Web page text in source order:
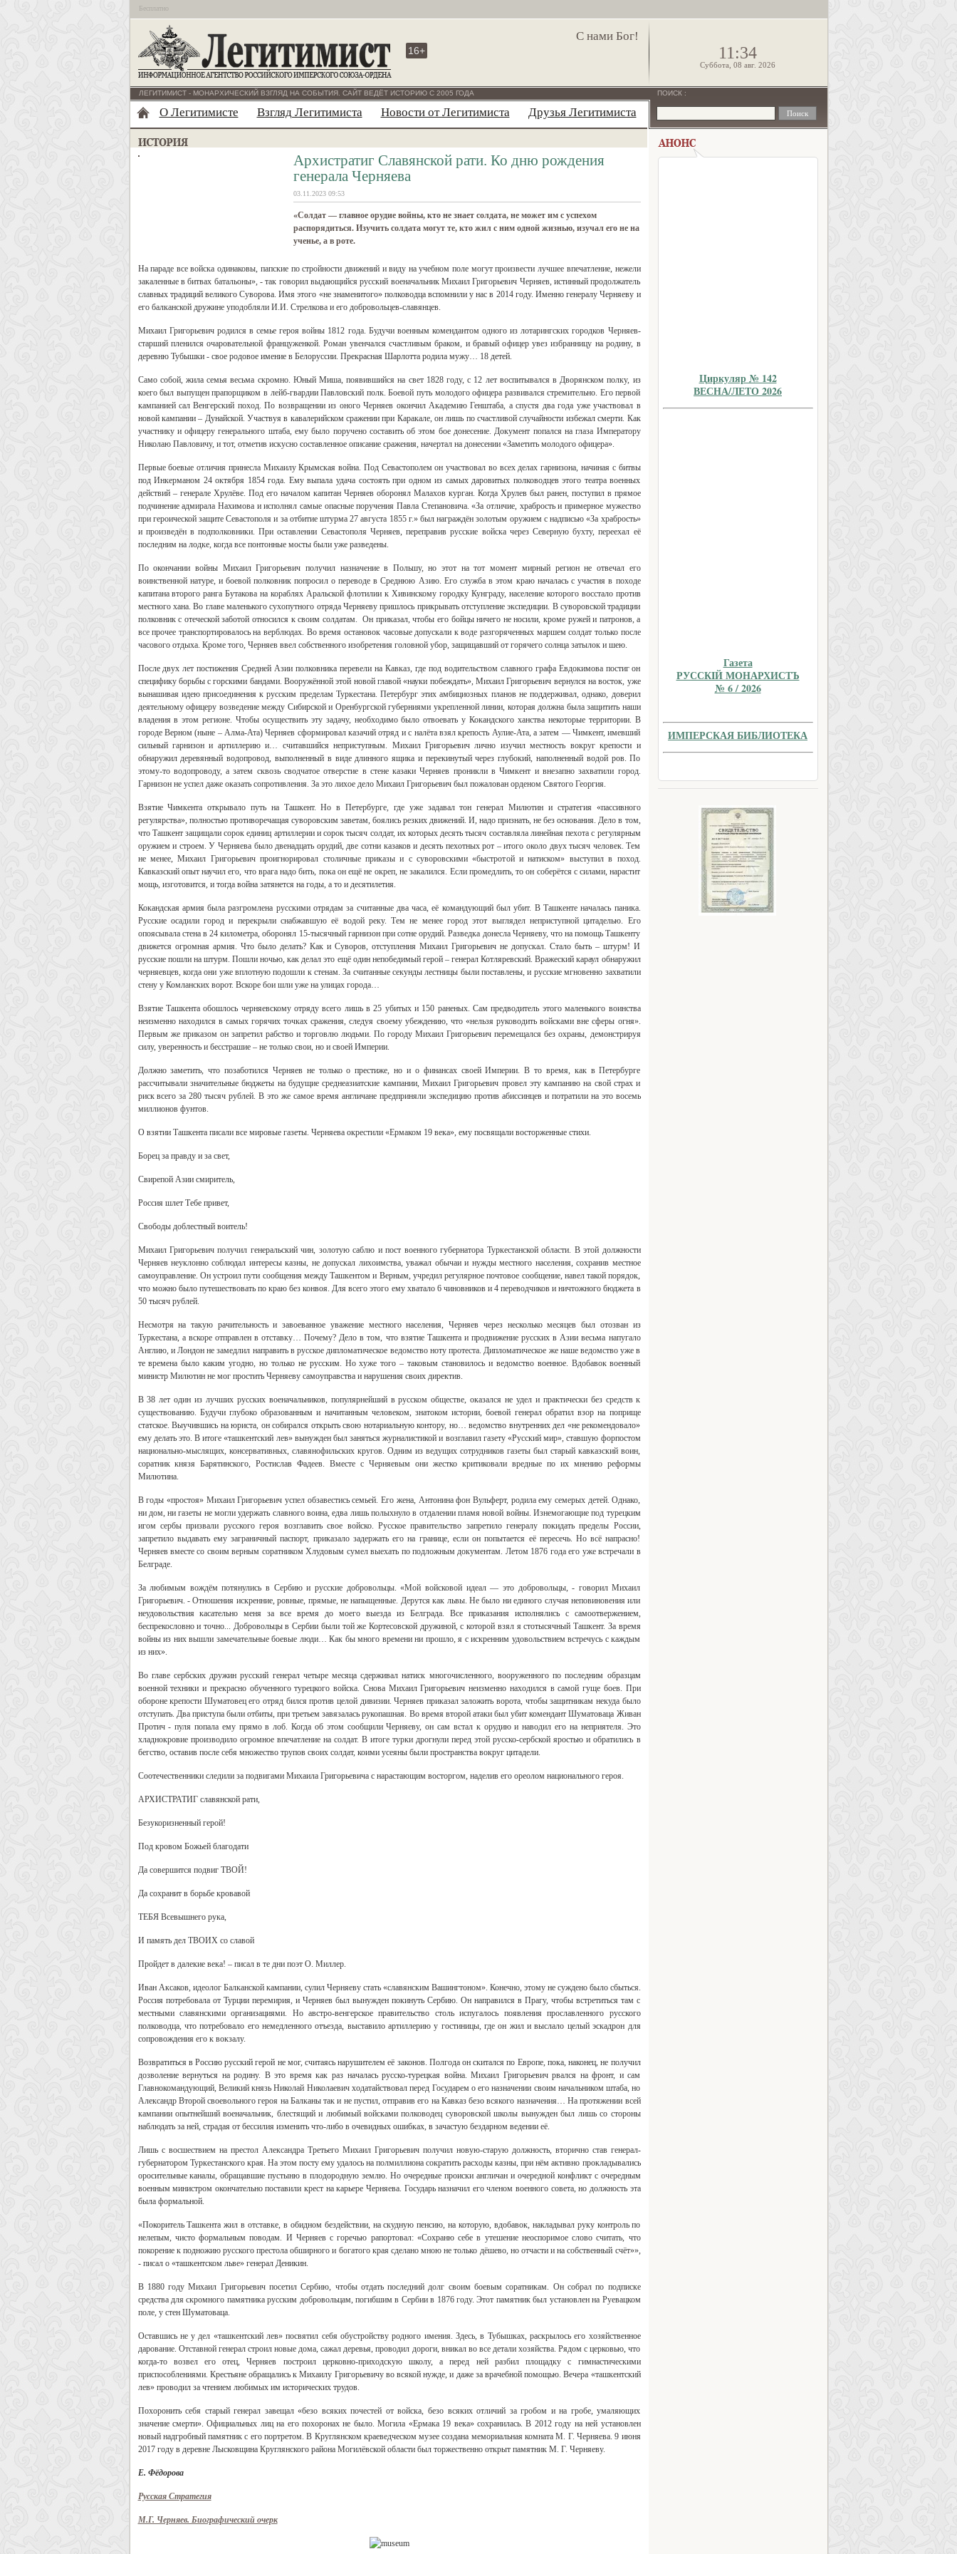
Бесплатно
С нами Бог!
16+ 11:34
Суббота, 08 авг. 2026
ЛЕГИТИМИСТ - МОНАРХИЧЕСКИЙ ВЗГЛЯД НА СОБЫТИЯ. САЙТ ВЕДЁТ ИСТОРИЮ С 2005 ГОДА
О Легитимисте Взгляд Легитимиста Новости от Легитимиста Друзья Легитимиста
Архистратиг Славянской рати. Ко дню рождения
генерала Черняева
03.11.2023 09:53
«Солдат — главное орудие войны, кто не знает солдата, не может им с успехом
распорядиться. Изучить coлдaтa могут те, кто жил с ним одной жизнью, изучал его не на
ученье, а в poте.
На параде все войска одинаковы, папские по стройности движений и виду на учебном поле могут произвести лучшее впечатление, нежели
закаленные в битвах батальоны», - так говорил выдающийся русский военачальник Михаил Григорьевич Черняев, истинный продолжатель
славных традиций великого Суворова. Имя этого «не знаменитого» полководца вспомнили у нас в 2014 году. Именно генералу Черняеву и
его балканской дружине уподобляли И.И. Стрелкова и его добровольцев-славянцев.
Михаил Григорьевич родился в семье героя войны 1812 года. Будучи военным комендантом одного из лотарингских городков Черняев-
старший пленился очаровательной француженкой. Роман увенчался счастливым браком, и бравый офицер увез избранницу на родину, в
деревню Тубышки - свое родовое имение в Белоруссии. Прекрасная Шарлотта родила мужу… 18 детей.
Само собой, жила семья весьма скромно. Юный Миша, появившийся на свет 1828 году, с 12 лет воспитывался в Дворянском полку, из
коего был выпущен прапорщиком в лейб-гвардии Павловский полк. Боевой путь молодого офицера развивался стремительно. Его первой
кампанией сал Венгерский поход. По возвращении из оного Черняев окончил Академию Генштаба, а спустя два года уже участвовал в
новой кампании – Дунайской. Участвуя в кавалерийском сражении при Каракале, он лишь по счастливой случайности избежал смерти. Как
участнику и офицеру генерального штаба, ему было поручено составить об этом бое донесение. Документ попался на глаза Императору
Николаю Павловичу, и тот, отметив искусно составленное описание сражения, начертал на донесении «Заметить молодого офицера».
Первые боевые отличия принесла Михаилу Крымская война. Под Севастополем он участвовал во всех делах гарнизона, начиная с битвы
под Инкерманом 24 октября 1854 года. Ему выпала удача состоять при одном из самых даровитых полководцев этого театра военных
действий – генерале Хрулёве. Под его началом капитан Черняев оборонял Малахов курган. Когда Хрулев был ранен, поступил в прямое
подчинение адмирала Нахимова и исполнял самые опасные поручения Павла Степановича. «За отличие, храбрость и примерное мужество
при героической защите Севастополя и за отбитие штурма 27 августа 1855 г.» был награждён золотым оружием с надписью «За храбрость»
и произведён в подполковники. При оставлении Севастополя Черняев, переправив русские войска через Северную бухту, переехал её
последним на лодке, когда все понтонные мосты были уже разведены.
По окончании войны Михаил Григорьевич получил назначение в Польшу, но этот на тот момент мирный регион не отвечал его
воинственной натуре, и боевой полковник попросил о переводе в Среднюю Азию. Его служба в этом краю началась с участия в походе
капитана второго ранга Бутакова на кораблях Аральской флотилии к Хивинскому городку Кунграду, население которого восстало против
местного хана. Во главе маленького сухопутного отряда Черняеву пришлось прикрывать отступление экспедиции. В суворовской традиции
полковник с отеческой заботой относился к своим солдатам. Он приказал, чтобы его бойцы ничего не носили, кроме ружей и патронов, а
все прочее транспортировалось на верблюдах. Во время остановок часовые допускали к воде разгоряченных маршем солдат только после
часового отдыха. Кроме того, Черняев ввел собственного изобретения головной убор, защищавший от горячего солнца затылок и шею.
После двух лет постижения Средней Азии полковника перевели на Кавказ, где под водительством славного графа Евдокимова постиг он
специфику борьбы с горскими бандами. Вооружённой этой новой главой «науки побеждать», Михаил Григорьевич вернулся на восток, уже
вынашивая идею присоединения к русским пределам Туркестана. Петербург этих амбициозных планов не поддерживал, однако, доверил
деятельному офицеру возведение между Сибирской и Оренбургской губерниями укрепленной линии, которая должна была защитить наши
владения в этом регионе. Чтобы осуществить эту задачу, необходимо было отвоевать у Кокандского ханства некоторые территории. В
городе Верном (ныне – Алма-Ата) Черняев сформировал казачий отряд и с налёта взял крепость Аулие-Ата, а затем — Чимкент, имевший
сильный гарнизон и артиллерию и… считавшийся неприступным. Михаил Григорьевич лично изучил местность вокруг крепости и
обнаружил деревянный водопровод, выполненный в виде длинного ящика и перекинутый через глубокий, наполненный водой ров. По
этому-то водопроводу, а затем сквозь сводчатое отверстие в стене казаки Черняев проникли в Чимкент и внезапно захватили город.
Гарнизон не успел даже оказать сопротивления. За это лихое дело Михаил Григорьевич был пожалован орденом Святого Георгия.
Взятие Чимкента открывало путь на Ташкент. Но в Петербурге, где уже задавал тон генерал Милютин и стратегия «пассивного
регулярства», полностью противоречащая суворовским заветам, боялись резких движений. И, надо признать, не без основания. Дело в том,
что Ташкент защищали сорок единиц артиллерии и сорок тысяч солдат, их которых десять тысяч составляла линейная пехота с регулярным
оружием и строем. У Черняева было двенадцать орудий, две сотни казаков и десять пехотных рот – итого около двух тысяч человек. Тем
не менее, Михаил Григорьевич проигнорировал столичные приказы и с суворовскими «быстротой и натиском» выступил в поход.
Кавказский опыт научил его, что врага надо бить, пока он ещё не окреп, не закалился. Если промедлить, то он соберётся с силами, нарастит
мощь, изготовится, и тогда война затянется на годы, а то и десятилетия.
Кокандская армия была разгромлена русскими отрядам за считанные два часа, её командующий был убит. В Ташкенте началась паника.
Русские осадили город и перекрыли снабжавшую её водой реку. Тем не менее город этот выглядел неприступной цитаделью. Его
опоясывала стена в 24 километра, оборонял 15-тысячный гарнизон при сотне орудий. Разведка донесла Черняеву, что на помощь Ташкенту
движется огромная армия. Что было делать? Как и Суворов, отступления Михаил Григорьевич не допускал. Стало быть – штурм! И
русские пошли на штурм. Пошли ночью, как делал это ещё один непобедимый герой – генерал Котляревский. Вражеский караул обнаружил
черняевцев, когда они уже вплотную подошли к стенам. За считанные секунды лестницы были поставлены, и русские мгновенно захватили
стену у Комланских ворот. Вскоре бои шли уже на улицах города…
Взятие Ташкента обошлось черняевскому отряду всего лишь в 25 убитых и 150 раненых. Сам предводитель этого маленького воинства
неизменно находился в самых горячих точках сражения, следуя своему убеждению, что «нельзя руководить войсками вне сферы огня».
Первым же приказом он запретил рабство и торговлю людьми. По городу Михаил Григорьевич перемещался без охраны, демонстрируя
силу, уверенность и бесстрашие – не только свои, но и своей Империи.
Должно заметить, что позаботился Черняев не только о престиже, но и о финансах своей Империи. В то время, как в Петербурге
рассчитывали значительные бюджеты на будущие среднеазиатские кампании, Михаил Григорьевич провел эту кампанию на свой страх и
риск всего за 280 тысяч рублей. В это же самое время англичане предприняли экспедицию против абиссинцев и потратили на это восемь
миллионов фунтов.
О взятии Ташкента писали все мировые газеты. Черняева окрестили «Ермаком 19 века», ему посвящали восторженные стихи.
Борец за правду и за свет,
Свирепой Азии смиритель,
Россия шлет Тебе привет,
Свободы доблестный воитель!
Михаил Григорьевич получил генеральский чин, золотую саблю и пост военного губернатора Туркестанской области. В этой должности
Черняев неуклонно соблюдал интересы казны, не допускал лихоимства, уважал обычаи и нужды местного населения, сохранив местное
самоуправление. Он устроил пути сообщения между Ташкентом и Верным, учредил регулярное почтовое сообщение, навел такой порядок,
что можно было путешествовать по краю без конвоя. Для всего этого ему хватало 6 чиновников и 4 переводчиков и ничтожного бюджета в
50 тысяч рублей.
Несмотря на такую рачительность и завоеванное уважение местного населения, Черняев через несколько месяцев был отозван из
Туркестана, а вскоре отправлен в отставку… Почему? Дело в том, что взятие Ташкента и продвижение русских в Азии весьма напугало
Англию, и Лондон не замедлил направить в русское дипломатическое ведомство ноту протеста. Дипломатическое же наше ведомство уже в
те времена было каким угодно, но только не русским. Но хуже того – таковым становилось и ведомство военное. Вдобавок военный
министр Милютин не мог простить Черняеву самоуправства и нарушения своих директив.
В 38 лет один из лучших русских военачальников, популярнейший в русском обществе, оказался не удел и практически без средств к
существованию. Будучи глубоко образованным и начитанным человеком, знатоком истории, боевой генерал обратил взор на поприще
статское. Выучившись на юриста, он собирался открыть свою нотариальную контору, но… ведомство внутренних дел «не рекомендовало»
ему делать это. В итоге «ташкентский лев» вынужден был заняться журналистикой и возглавил газету «Русский мир», ставшую форпостом
национально-мыслящих, консервативных, славянофильских кругов. Одним из ведущих сотрудников газеты был старый кавказский воин,
соратник князя Барятинского, Ростислав Фадеев. Вместе с Черняевым они жестко критиковали вредные по их мнению реформы
Милютина.
В годы «простоя» Михаил Григорьевич успел обзавестись семьей. Его жена, Антонина фон Вульферт, родила ему семерых детей. Однако,
ни дом, ни газеты не могли удержать славного воина, едва лишь полыхнуло в отдалении пламя новой войны. Изнемогающие под турецким
игом сербы призвали русского героя возглавить свое войско. Русское правительство запретило генералу покидать пределы России,
запретило выдавать ему заграничный паспорт, приказало задержать его на границе, если он попытается её пересечь. Но всё напрасно!
Черняев вместе со своим верным соратником Хлудовым сумел выехать по подложным документам. Летом 1876 года его уже встречали в
Белграде.
За любимым вождём потянулись в Сербию и русские добровольцы. «Мой войсковой идеал — это добровольцы, - говорил Михаил
Григорьевич. - Отношения искренние, ровные, прямые, не напыщенные. Дерутся как львы. Не было ни единого случая неповиновения или
неудовольствия касательно меня за все время до моего выезда из Белграда. Все приказания исполнялись с самоотвержением,
беспрекословно и точно... Добровольцы в Сербии были той же Кортесовской дружиной, с которой взял я стотысячный Ташкент. За время
войны из них вышли замечательные боевые люди… Как бы много времени ни прошло, я с искренним удовольствием встречусь с каждым
из них».
Во главе сербских дружин русский генерал четыре месяца сдерживал натиск многочисленного, вооруженного по последним образцам
военной техники и прекрасно обученного турецкого войска. Снова Михаил Григорьевич неизменно находился в самой гуще боев. При
обороне крепости Шуматовец его отряд бился против целой дивизии. Черняев приказал заложить ворота, чтобы защитникам некуда было
отступать. Два приступа были отбиты, при третьем завязалась рукопашная. Во время второй атаки был убит комендант Шуматоваца Живан
Протич - пуля попала ему прямо в лоб. Когда об этом сообщили Черняеву, он сам встал к орудию и наводил его на неприятеля. Это
хладнокровие производило огромное впечатление на солдат. В итоге турки дрогнули перед этой русско-сербской яростью и обратились в
бегство, оставив после себя множество трупов своих солдат, коими усеяны были пространства вокруг цитадели.
Соотечественники следили за подвигами Михаила Григорьевича с нарастающим восторгом, наделив его ореолом национального героя.
АРХИСТРАТИГ славянской рати,
Безукоризненный герой!
Под кровом Божьей благодати
Да совершится подвиг ТВОЙ!
Да сохранит в борьбe кровавой
ТЕБЯ Всевышнего рука,
И память дел ТВОИХ со славой
Пройдет в далекие века! – писал в те дни поэт О. Миллер.
Иван Аксаков, идеолог Балканской кампании, сулил Черняеву стать «славянским Вашингтоном». Конечно, этому не суждено было сбыться.
Россия потребовала от Турции перемирия, и Черняев был вынужден покинуть Сербию. Он направился в Прагу, чтобы встретиться там с
местными славянскими организациями. Но австро-венгерское правительство столь испугалось появления прославленного русского
полководца, что потребовало его немедленного отъезда, выставило артиллерию у гостиницы, где он жил и выслало целый эскадрон для
сопровождения его к вокзалу.
Возвратиться в Россию русский герой не мог, считаясь нарушителем её законов. Полгода он скитался по Европе, пока, наконец, не получил
дозволение вернуться на родину. В это время как раз началась русско-турецкая война. Михаил Григорьевич рвался на фронт, и сам
Главнокомандующий, Великий князь Николай Николаевич ходатайствовал перед Государем о его назначении своим начальником штаба, но
Александр Второй своевольного героя на Балканы так и не пустил, отправив его на Кавказ безо всякого назначения… На протяжении всей
кампании опытнейший военачальник, блестящий и любимый войсками полководец суворовской школы вынужден был лишь со стороны
наблюдать за ней, страдая от бессилия изменить что-либо в очевидных ошибках, в зачастую бездарном ведении её.
Лишь с восшествием на престол Александра Третьего Михаил Григорьевич получил новую-старую должность, вторично став генерал-
губернатором Туркестанского края. На этом посту ему удалось на полмиллиона сократить расходы казны, при нём активно прокладывались
оросительные каналы, обращавшие пустыню в плодородную землю. Но очередные происки англичан и очередной конфликт с очередным
военным министром окончательно поставили крест на карьере Черняева. Государь назначил его членом военного совета, но должность эта
была формальной.
«Покоритель Ташкента жил в отставке, в обидном бездействии, на скудную пенсию, на которую, вдобавок, накладывал руку контроль по
нелепым, чисто формальным поводам. И Черняев с горечью рапортовал: «Сохраню себе в утешение неоспоримое слово считать, что
покорение к подножию русского престола обширного и богатого края сделано мною не только дёшево, но отчасти и на собственный счёт»»,
- писал о «ташкентском льве» генерал Деникин.
В 1880 году Михаил Григорьевич посетил Сербию, чтобы отдать последний долг своим боевым соратникам. Он собрал по подписке
средства для скромного памятника русским добровольцам, погибшим в Сербии в 1876 году. Этот памятник был установлен на Руевацком
поле, у стен Шуматоваца.
Оставшись не у дел «ташкентский лев» посвятил себя обустройству родного имения. Здесь, в Тубышках, раскрылось его хозяйственное
дарование. Отставной генерал строил новые дома, сажал деревья, проводил дороги, вникал во все детали хозяйства. Рядом с церковью, что
когда-то возвел его отец, Черняев построил церковно-приходскую школу, а перед ней разбил площадку с гимнастическими
приспособлениями. Крестьяне обращались к Михаилу Григорьевичу во всякой нужде, и даже за врачебной помощью. Вечера «ташкентский
лев» проводил за чтением любимых им исторических трудов.
Похоронить себя старый генерал завещал «безо всяких почестей от войска, безо всяких отличий за гробом и на гробе, умаляющих
значение смерти». Официальных лиц на его похоронах не было. Могила «Ермака 19 века» сохранилась. В 2012 году на ней установлен
новый надгробный памятник с его портретом. В Круглянском краеведческом музее создана мемориальная комната М. Г. Черняева. 9 июня
2017 году в деревне Лысковщина Круглянского района Могилёвской области был торжественно открыт памятник М. Г. Черняеву.
Е. Фёдорова
Русская Стратегия
М.Г. Черняев. Биографический очерк
ПОИСК :
Циркуляр № 142
ВЕСНА/ЛЕТО 2026
Газета
РУССКIЙ МОНАРХИСТЪ
№ 6 / 2026
ИМПЕРСКАЯ БИБЛИОТЕКА
Свидетельство